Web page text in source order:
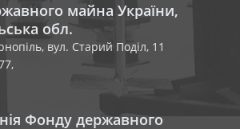
майна України,
обл.
вул. Старий Поділ, 11
Фонду державного